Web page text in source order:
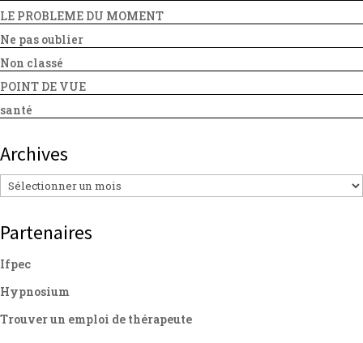
LE PROBLEME DU MOMENT
Ne pas oublier
Non classé
POINT DE VUE
santé
Archives
Archives
Partenaires
Ifpec
Hypnosium
Trouver un emploi de thérapeute